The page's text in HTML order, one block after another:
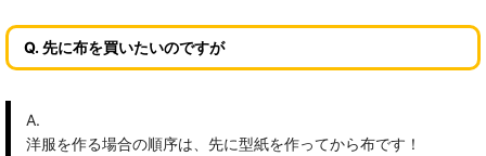
Q. 先に布を買いたいのですが
A.
洋服を作る場合の順序は、先に型紙を作ってから布です！